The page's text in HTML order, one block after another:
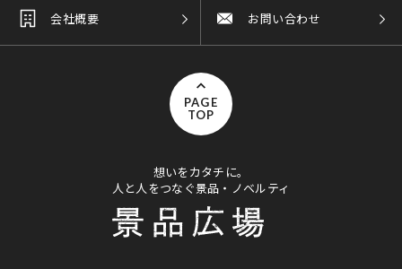
会社概要 お問い合わせ
PAGE
TOP
想いをカタチに。
人と人をつなぐ景品・ノベルティ